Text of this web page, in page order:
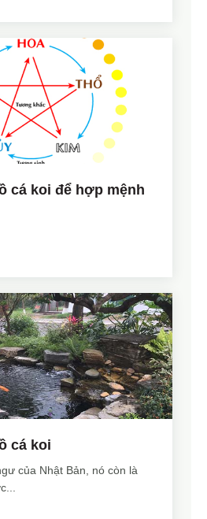
cá koi để hợp mệnh
cá koi
của Nhật Bản, nó còn là